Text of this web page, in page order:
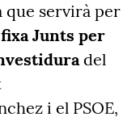
que servirà per
Junts per
del
i el PSOE,